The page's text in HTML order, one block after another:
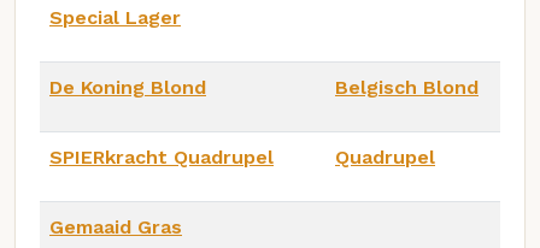
Special Lager
De Koning Blond Belgisch Blond
SPIERkracht Quadrupel Quadrupel
Gemaaid Gras